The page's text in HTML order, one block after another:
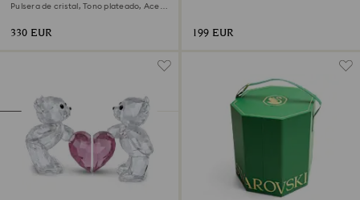
Pulsera de cristal, Tono plateado, Acero
330 EUR 199 EUR